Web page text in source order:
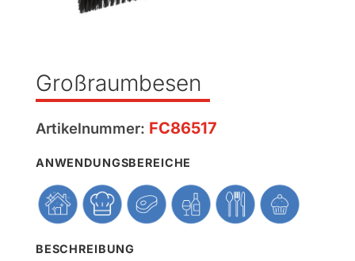
Großraumbesen
Artikelnummer: FC86517
ANWENDUNGSBEREICHE
BESCHREIBUNG